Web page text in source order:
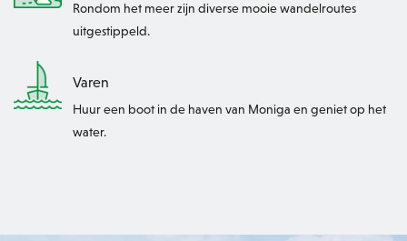
Rondom het meer zijn diverse mooie wandelroutes
uitgestippeld.
Varen
Huur een boot in de haven van Moniga en geniet op het
water.